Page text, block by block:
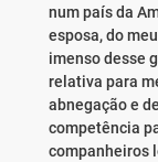
num país da
esposa, do
imenso desse
relativa para
abnegação e
competência
companheiros